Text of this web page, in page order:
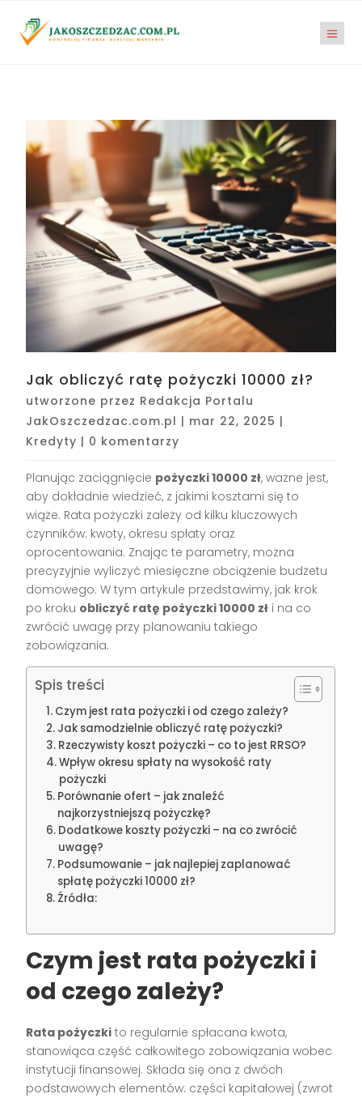
Jak obliczyć ratę pożyczki 10000 zł?
utworzone przez Redakcja Portalu
JakOszczedzac.com.pl | mar 22, 2025 |
Kredyty | 0 komentarzy
Planując zaciągnięcie pożyczki 10000 zł, ważne jest,
aby dokładnie wiedzieć, z jakimi kosztami się to
wiąże. Rata pożyczki zależy od kilku kluczowych
czynników: kwoty, okresu spłaty oraz
oprocentowania. Znając te parametry, można
precyzyjnie wyliczyć miesięczne obciążenie budżetu
domowego. W tym artykule przedstawimy, jak krok
po kroku obliczyć ratę pożyczki 10000 zł i na co
zwrócić uwagę przy planowaniu takiego
zobowiązania.
Spis treści
Czym jest rata pożyczki i od czego zależy?
Jak samodzielnie obliczyć ratę pożyczki?
Rzeczywisty koszt pożyczki – co to jest RRSO?
Wpływ okresu spłaty na wysokość raty
pożyczki
Porównanie ofert – jak znaleźć
najkorzystniejszą pożyczkę?
Dodatkowe koszty pożyczki – na co zwrócić
uwagę?
Podsumowanie – jak najlepiej zaplanować
spłatę pożyczki 10000 zł?
Źródła:
Czym jest rata pożyczki i
od czego zależy?
Rata pożyczki to regularnie spłacana kwota,
stanowiąca część całkowitego zobowiązania wobec
instytucji finansowej. Składa się ona z dwóch
podstawowych elementów: części kapitałowej (zwrot